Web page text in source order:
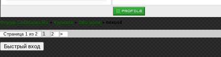
Форум CoDHacks.Ru » Курилка » Обо всем » nexus4
Страница 1 из 2 1 2 »